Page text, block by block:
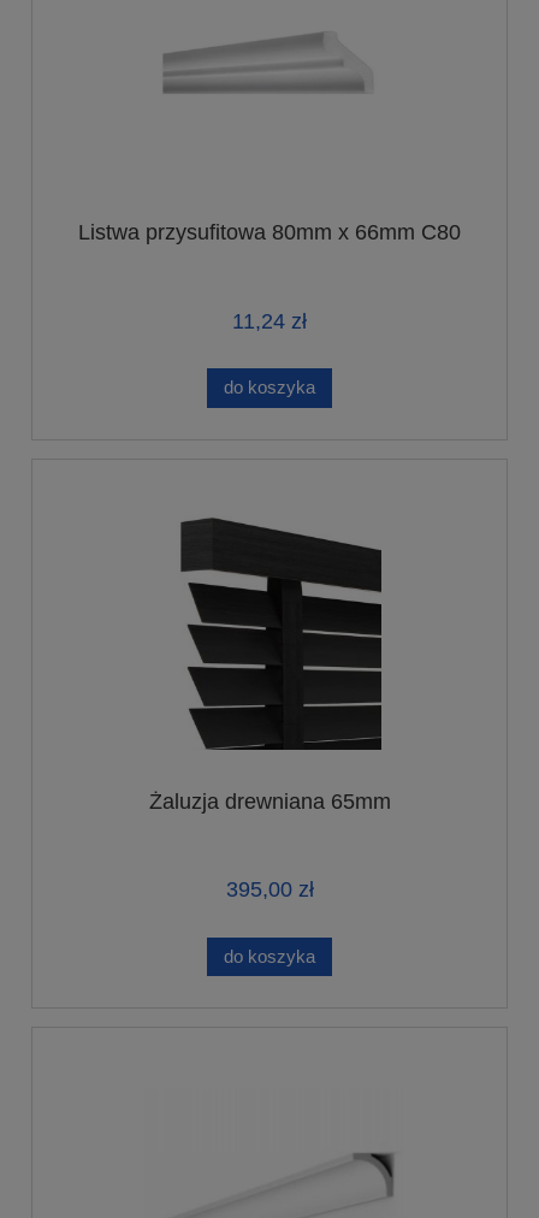
Listwa przysufitowa 80mm x 66mm C80
11,24 zł
do koszyka
Żaluzja drewniana 65mm
395,00 zł
do koszyka